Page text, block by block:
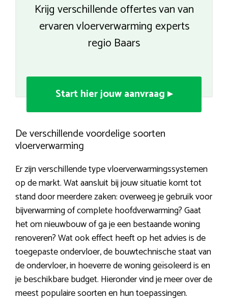
Krijg verschillende offertes van van
ervaren vloerverwarming experts
regio Baars
Start hier jouw aanvraag ▸
De verschillende voordelige soorten
vloerverwarming
Er zijn verschillende type vloerverwarmingssystemen
op de markt. Wat aansluit bij jouw situatie komt tot
stand door meerdere zaken: overweeg je gebruik voor
bijverwarming of complete hoofdverwarming? Gaat
het om nieuwbouw of ga je een bestaande woning
renoveren? Wat ook effect heeft op het advies is de
toegepaste ondervloer, de bouwtechnische staat van
de ondervloer, in hoeverre de woning geïsoleerd is en
je beschikbare budget. Hieronder vind je meer over de
meest populaire soorten en hun toepassingen.